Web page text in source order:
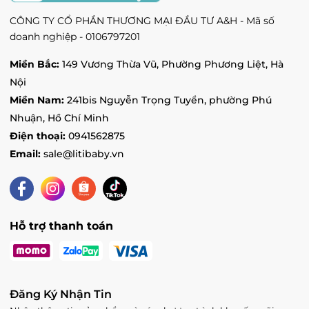
LITIBABY - Vincom Hà Tĩnh - Ngã tư đường
Hà Huy Tập, Phường Hà Huy Tập, Hà Tĩnh
Tình trạng:Hết hàng
Vin Việt Trì - 2 đường Hùng Vương, Phường
Tiên Cát, Phú Thọ
Tình trạng:
Vincom Tuyen Quang - 260 đường Quang
Trung, Phường Phan Thiết, Tuyên Quang
Tình trạng:Hết hàng
Vin Vũ Yên - Vincom Mega Mall Royal Island,
Xã Thủy Triều, Hải Phòng
Tình trạng:Hết hàng
Nguyễn Thái Học, Yên Bái
Vin Bắc Từ Liêm - 234 đường Phạm Văn
Hết hàng
CÔNG TY CỔ PHẦN THƯƠNG MẠI ĐẦU TƯ A&H - Mã số
doanh nghiệp - 0106797201
Miền Bắc: 149 Vương Thừa Vũ, Phường Phương Liệt, Hà
Nội
Miền Nam: 241bis Nguyễn Trọng Tuyển, phường Phú
Nhuận, Hồ Chí Minh
Điện thoại: 0941562875
Email: sale@litibaby.vn
Hỗ trợ thanh toán
Đăng Ký Nhận Tin